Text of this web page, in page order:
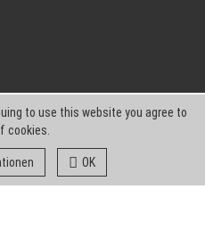
to use this website you agree to
cookies.
OK